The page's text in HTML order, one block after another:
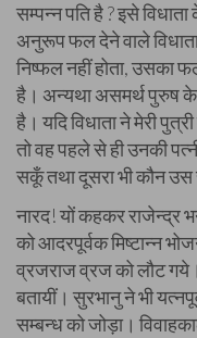
सम्पन्न पति है ? इसे
अनुरूप फल देने वाले
निष्फल नहीं होता, उसका
है। अन्यथा असमर्थ पुरुष के
है। यदि विधाता ने मेरी
तो वह पहले से ही उनकी
सकूँ तथा दूसरा भी कौन उस
नारद! यों कहकर राजेन्द्र
को आदरपूर्वक मिष्टान्न
व्रजराज व्रज को लौट
बतायीं। सुरभानु ने भी
सम्बन्ध को जोड़ा।